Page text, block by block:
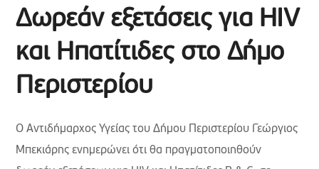
Δωρεάν εξετάσεις για HIV
και Ηπατίτιδες στο Δήμο
Περιστερίου
Ο Αντιδήμαρχος Υγείας του Δήμου Περιστερίου Γεώργιος
Μπεκιάρης ενημερώνει ότι θα πραγματοποιηθούν